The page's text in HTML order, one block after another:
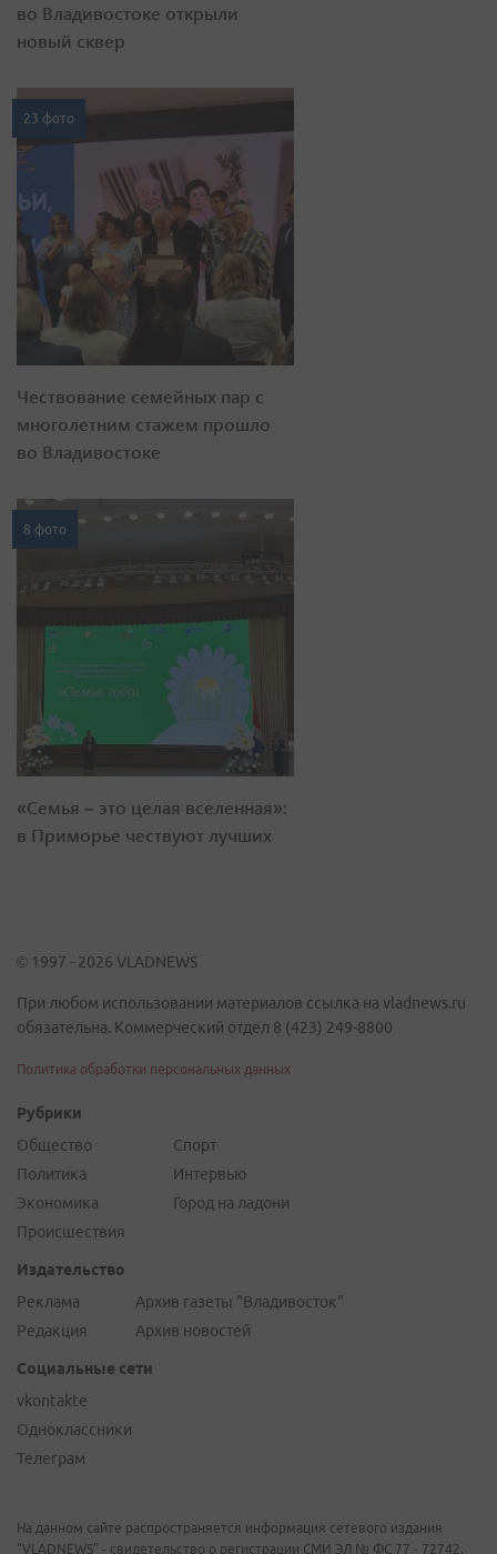
во Владивостоке открыли
новый сквер
23 фото
Чествование семейных пар с
многолетним стажем прошло
во Владивостоке
8 фото
«Семья – это целая вселенная»:
в Приморье чествуют лучших
© 1997 - 2026 VLADNEWS
При любом использовании материалов ссылка на vladnews.ru
обязательна. Коммерческий отдел 8 (423) 249-8800
Политика обработки персональных данных
Рубрики
Общество
Политика
Экономика
Происшествия
Спорт
Интервью
Город на ладони
Издательство
Реклама
Редакция
Архив газеты "Владивосток"
Архив новостей
Социальные сети
vkontakte
Одноклассники
Телеграм
На данном сайте распространяется информация сетевого издания
"VLADNEWS" - свидетельство о регистрации СМИ ЭЛ № ФС 77 - 72742,